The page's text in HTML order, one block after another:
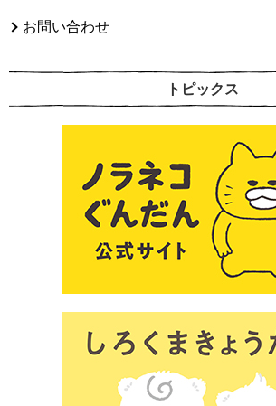
お問い合わせ
トピックス